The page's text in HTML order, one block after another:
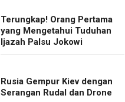
Terungkap! Orang Pertama
yang Mengetahui Tuduhan
Ijazah Palsu Jokowi
Rusia Gempur Kiev dengan
Serangan Rudal dan Drone